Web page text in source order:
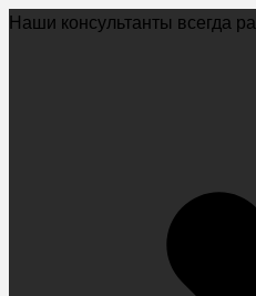
Наши консультанты всегда